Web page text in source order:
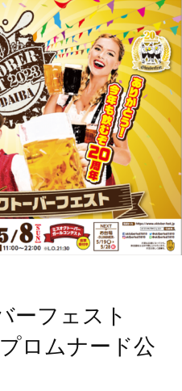
ーフェスト
ロムナード公